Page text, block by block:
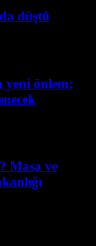
düştü
yeni önlem:
Masa ve